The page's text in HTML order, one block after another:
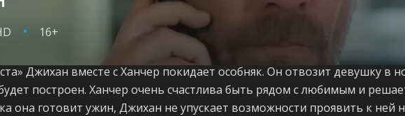
16+
Джихан вместе с Ханчер покидает особняк. Он отвозит девушку в
построен. Ханчер очень счастлива быть рядом с любимым и
она готовит ужин, Джихан не упускает возможности проявить к ней